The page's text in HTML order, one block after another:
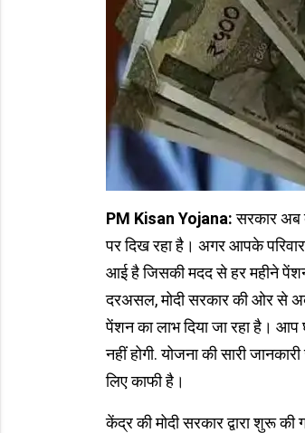
PM Kisan Yojana:सरकार अब
पर दिख रहा है। अगर आपके
आई है जिसकी मदद से हर महीने पेंशन
दरअसल, मोदी सरकार की ओर से
पेंशन का लाभ दिया जा रहा है। आप
नहीं होगी. योजना की सारी
लिए काफी है।
केंद्र की मोदी सरकार द्वारा शुरू